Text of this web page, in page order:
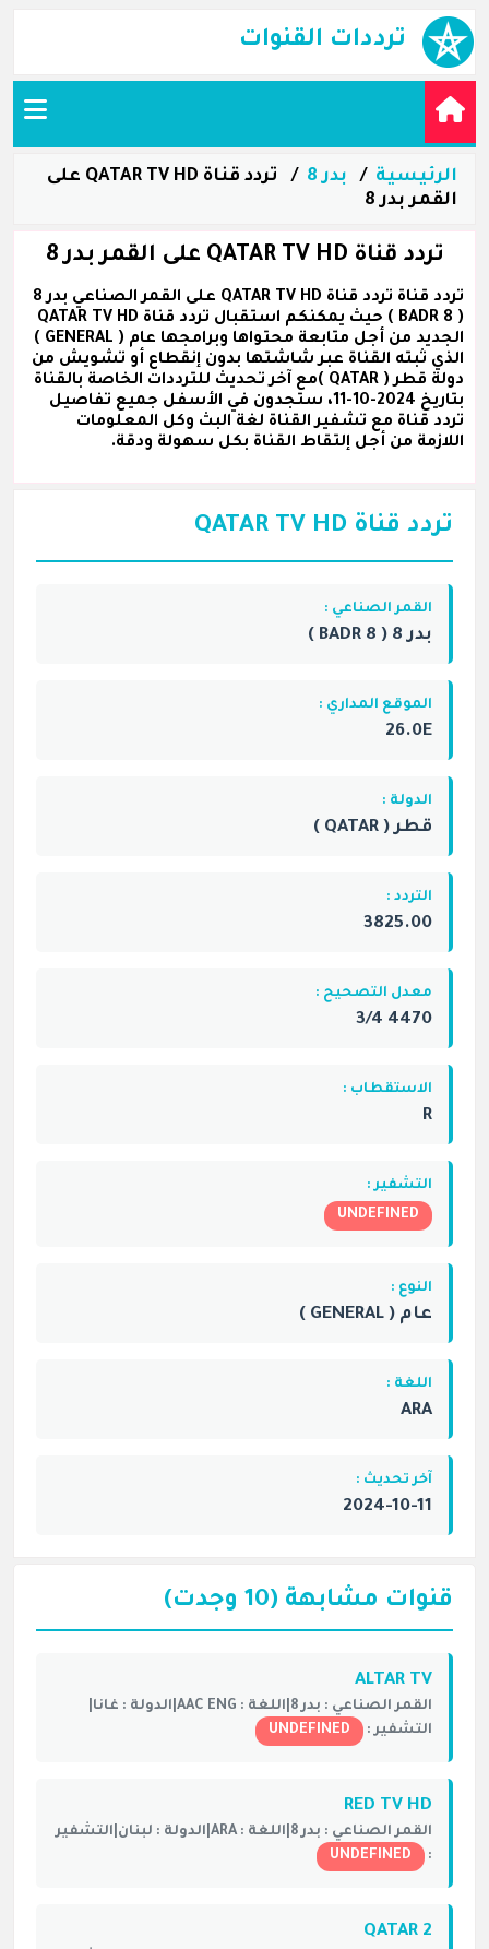
ترددات القنوات
الرئيسية بدر 8
تردد قناة QATAR TV HD على
القمر بدر 8
تردد قناة QATAR TV HD على القمر بدر 8
تردد قناة تردد قناة QATAR TV HD على القمر الصناعي بدر 8
( BADR 8 ) حيث يمكنكم استقبال تردد قناة QATAR TV HD
الجديد من أجل متابعة محتواها وبرامجها عام ( GENERAL )
الذي ثبته القناة عبر شاشتها بدون إنقطاع أو تشويش من
دولة قطر ( QATAR )مع آخر تحديث للترددات الخاصة بالقناة
بتاريخ 2024-10-11، ستجدون في الأسفل جميع تفاصيل
تردد قناة مع تشفير القناة لغة البث وكل المعلومات
اللازمة من أجل إلتقاط القناة بكل سهولة ودقة.
تردد قناة QATAR TV HD
القمر الصناعي :
بدر 8 ( BADR 8 )
الموقع المداري :
26.0E
الدولة :
قطر ( QATAR )
التردد :
3825.00
معدل التصحيح :
4470 3/4
الاستقطاب :
R
التشفير :
UNDEFINED
النوع :
عام ( GENERAL )
اللغة :
ARA
آخر تحديث :
2024-10-11
قنوات مشابهة (10 وجدت)
ALTAR TV
القمر الصناعي : بدر 8| اللغة : الدولة : غانا|
التشفير :
UNDEFINED
RED TV HD
القمر الصناعي : بدر 8| اللغة : ARA| الدولة : لبنان| التشفير
:
UNDEFINED
QATAR 2